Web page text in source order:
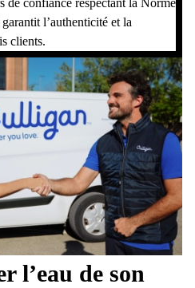
l’authenticité et la
clients.
l’eau de son